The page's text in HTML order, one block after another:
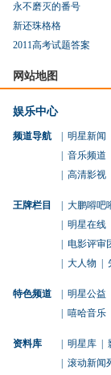
永不磨灭的番号
新还珠格格
2011高考试题答案
网站地图
娱乐中心
频道导航 明星新闻
音乐频道
高清影视
王牌栏目 大鹏嘚吧
明星在线
电影评审
大人物
特色频道 明星公益
嘻哈音乐
资料库 明星库
滚动新闻